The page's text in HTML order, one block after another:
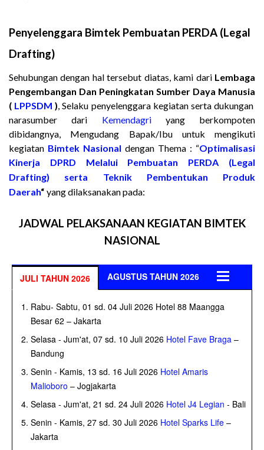
Penyelenggara Bimtek Pembuatan PERDA (Legal
Drafting)
Sehubungan dengan hal tersebut diatas, kami dari Lembaga
Pengembangan Dan Peningkatan Sumber Daya Manusia
( LPPSDM ), Selaku penyelenggara kegiatan serta dukungan
narasumber dari Kemendagriyang berkompoten
dibidangnya, Mengudang Bapak/Ibu untuk mengikuti
kegiatan Bimtek Nasional dengan Thema : “Optimalisasi
Kinerja DPRD Melalui Pembuatan PERDA (Legal
Drafting) serta Teknik Pembentukan Produk
Daerah“ yang dilaksanakan pada:
JADWAL PELAKSANAAN KEGIATAN BIMTEK
NASIONAL
JULI TAHUN 2026 AGUSTUS TAHUN 2026
Rabu- Sabtu, 01 sd. 04 Juli 2026 Hotel 88 Maangga
Besar 62 – Jakarta
Selasa - Jum'at, 07 sd. 10 Juli 2026 Hotel Fave Braga –
Bandung
Senin - Kamis, 13 sd. 16 Juli 2026 Hotel Amaris
Malioboro – Jogjakarta
Selasa - Jum'at, 21 sd. 24 Juli 2026 Hotel J4 Legian - Bali
Senin - Kamis, 27 sd. 30 Juli 2026 Hotel Sparks Life –
Jakarta